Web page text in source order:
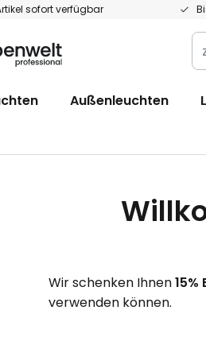
sofort verfügbar
z.B.
Außenleuchten
Wir schenken Ihnen
verwenden können.